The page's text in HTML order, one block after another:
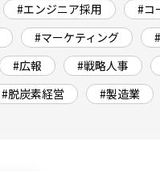
#エンジニア採用 #コ
#マーケティング
#広報 #戦略人事
#脱炭素経営 #製造業